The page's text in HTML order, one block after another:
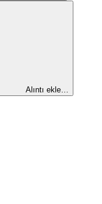
Alıntı ekle…